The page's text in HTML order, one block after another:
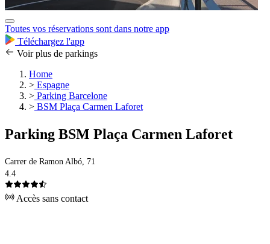
Toutes vos réservations sont dans notre app
Téléchargez l'app
Voir plus de parkings
Home
> Espagne
> Parking Barcelone
> BSM Plaça Carmen Laforet
Parking BSM Plaça Carmen Laforet
Carrer de Ramon Albó, 71
4.4
Accès sans contact